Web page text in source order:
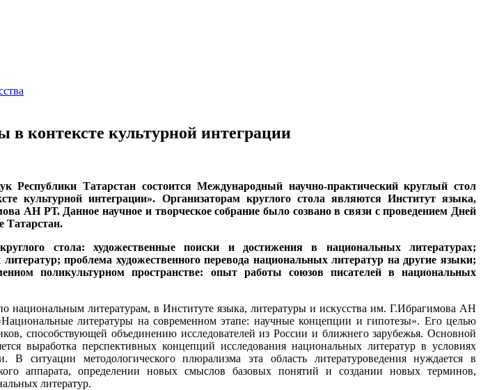
контексте культурной интеграции
Республики Татарстан состоится Международный научно-практический круглый стол
культурной интеграции». Организаторам круглого стола являются Институт языка,
АН РТ. Данное научное и творческое собрание было созвано в связи с проведением Дней
Татарстан.
стола: художественные поиски и достижения в национальных литературах;
проблема художественного перевода национальных литератур на другие языки;
поликультурном пространстве: опыт работы союзов писателей в национальных
национальным литературам, в Институте языка, литературы и искусства им. Г.Ибрагимова АН
литературы на современном этапе: научные концепции и гипотезы». Его целью
способствующей объединению исследователей из России и ближнего зарубежья. Основной
выработка перспективных концепций исследования национальных литератур в условиях
В ситуации методологического плюрализма эта область литературоведения нуждается в
аппарата, определении новых смыслов базовых понятий и создании новых терминов,
литератур.